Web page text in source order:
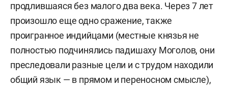
продлившаяся без малого два века. Через 7 лет
произошло еще одно сражение, также
проигранное индийцами (местные князья не
полностью подчинялись падишаху Моголов, они
преследовали разные цели и с трудом находили
общий язык — в прямом и переносном смысле),